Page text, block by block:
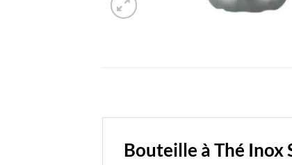
Bouteille à Thé Inox